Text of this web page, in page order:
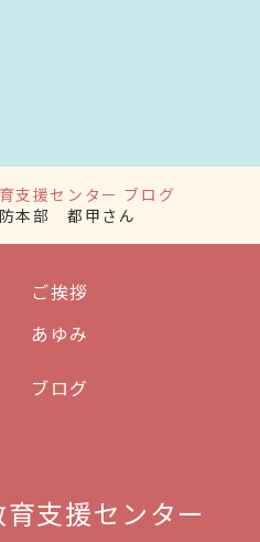
支援センター ブログ
本部 都甲さん
ご挨拶
あゆみ
ブログ
支援センター